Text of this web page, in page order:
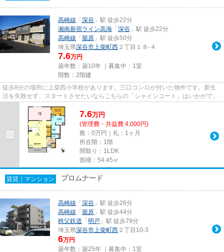
高崎線 「深谷 」駅 徒歩22分
湘南新宿ライン高海 「深谷 」駅 徒歩22分
高崎線 「籠原 」駅 徒歩50分
埼玉県深谷市 上柴町西 ２丁目１８-４
7.6万円
築年数：築10年 ｜募集中： 1室
階数：2階建
徒歩8分の場所に上柴西小学校があります。三口コンロが付いた物件です。新生
活を失敗せず、スタートさせたいならこちらの「シャインコート」はいかがでし
ょうか。深谷市での住まい探し...
7.6万円
(管理費・共益費 4,000円)
敷：0万円｜礼：1ヶ月
所在階：1階
間取り：1LDK
面積：54.45㎡
賃貸｜マンション プロムナード
高崎線 「深谷 」駅 徒歩26分
高崎線 「籠原 」駅 徒歩44分
秩父鉄道 「明戸 」駅 徒歩79分
埼玉県深谷市 上柴町西 ２丁目10-3
6万円
築年数：築25年 ｜募集中： 1室